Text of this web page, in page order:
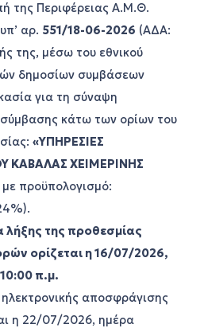
της Περιφέρειας Α.Μ.Θ.
αρ. 551/18-06-2026 (ΑΔΑ:
της, μέσω του εθνικού
δημοσίων συμβάσεων
για τη σύναψη
σύμβασης κάτω των ορίων του
«ΥΠΗΡΕΣΙΕΣ
ΧΕΙΜΕΡΙΝΗΣ
προϋπολογισμό:
λήξης της προθεσμίας
ορίζεται η 16/07/2026,
π.μ.
αποσφράγισης
η 22/07/2026, ημέρα